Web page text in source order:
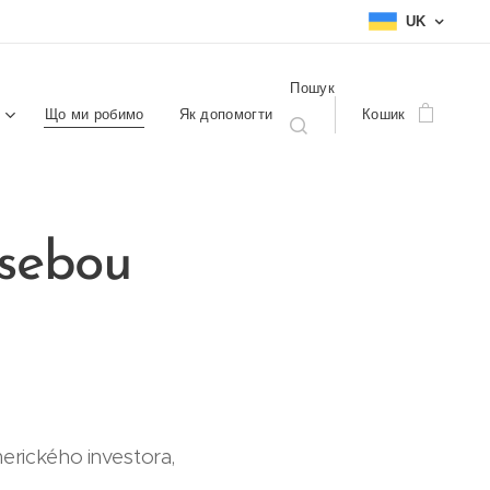
UK
Що ми робимо Як допомогти
Пошук
Кошик
investora,